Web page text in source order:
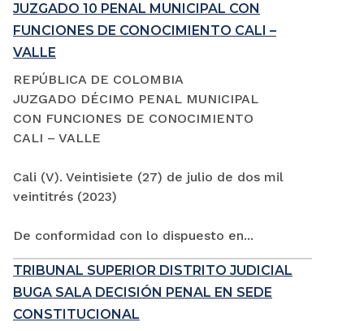
JUZGADO 10 PENAL MUNICIPAL CON
FUNCIONES DE CONOCIMIENTO CALI –
VALLE
REPÚBLICA DE COLOMBIA
JUZGADO DÉCIMO PENAL MUNICIPAL
CON FUNCIONES DE CONOCIMIENTO
CALI – VALLE
Cali (V). Veintisiete (27) de julio de dos mil
veintitrés (2023)
De conformidad con lo dispuesto en...
TRIBUNAL SUPERIOR DISTRITO JUDICIAL
BUGA SALA DECISIÓN PENAL EN SEDE
CONSTITUCIONAL